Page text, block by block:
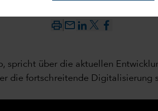
mail_outline
über die aktuellen
die fortschreitende Digitalisierung